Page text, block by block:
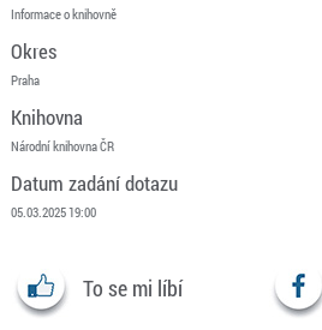
Informace o knihovně
Okres
Praha
Knihovna
Národní knihovna ČR
Datum zadání dotazu
05.03.2025 19:00
To se mi líbí